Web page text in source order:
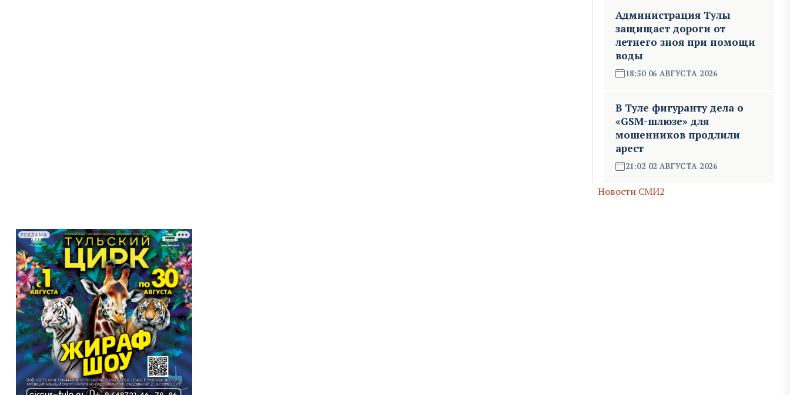
Администрация Тулы
защищает дороги от
летнего зноя при помощи
воды
18:50 06 АВГУСТА 2026
В Туле фигуранту дела о
«GSM-шлюзе» для
мошенников продлили
арест
21:02 02 АВГУСТА 2026
Новости СМИ2
РЕКЛАМА